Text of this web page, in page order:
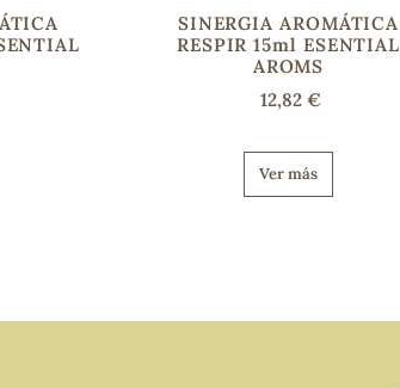
SINERGIA AROMÁTICA
RESPIR 15ml ESENTIAL
AROMS
12,82 €
Ver más